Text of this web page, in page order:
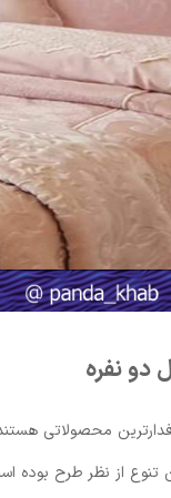
نفره
محصولاتی
تنوع از نظر طرح بوده